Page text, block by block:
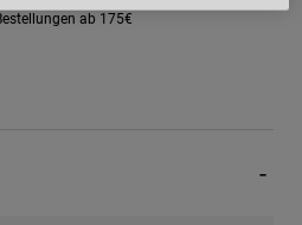
ab 175€